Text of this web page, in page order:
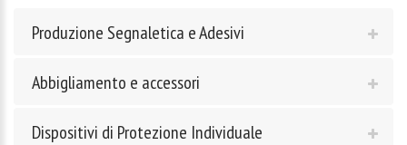
Produzione Segnaletica e Adesivi
Abbigliamento e accessori
Dispositivi di Protezione Individuale